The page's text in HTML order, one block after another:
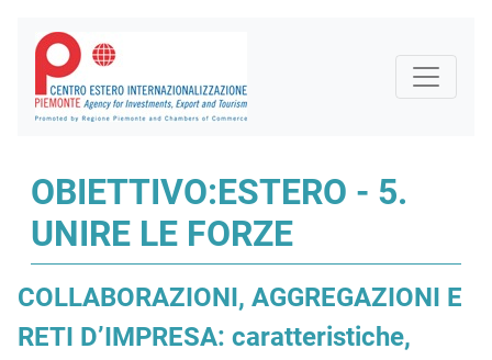
OBIETTIVO:ESTERO - 5.
UNIRE LE FORZE
COLLABORAZIONI, AGGREGAZIONI E
RETI D’IMPRESA: caratteristiche,